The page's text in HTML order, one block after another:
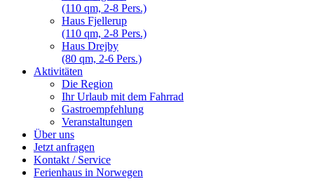
(110 qm, 2-8 Pers.)
Haus Fjellerup
(110 qm, 2-8 Pers.)
Haus Drejby
(80 qm, 2-6 Pers.)
Aktivitäten
Die Region
Ihr Urlaub mit dem Fahrrad
Gastroempfehlung
Veranstaltungen
Über uns
Jetzt anfragen
Kontakt / Service
Ferienhaus in Norwegen